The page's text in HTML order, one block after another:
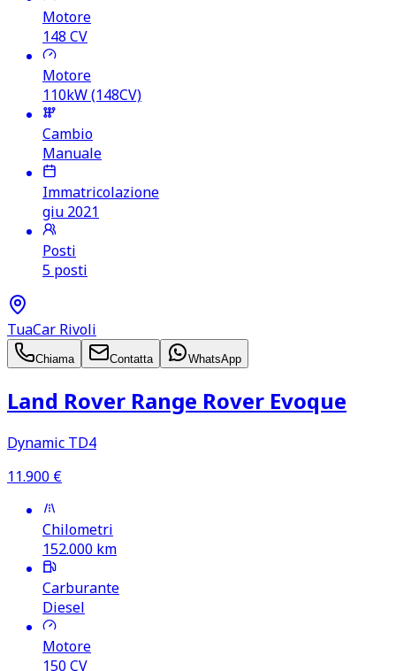
Motore
148 CV
Motore
110kW (148CV)
Cambio
Manuale
Immatricolazione
giu 2021
Posti
5 posti
TuaCar Rivoli
Chiama Contatta WhatsApp
Land Rover Range Rover Evoque
Dynamic TD4
11.900 €
Chilometri
152.000 km
Carburante
Diesel
Motore
150CV